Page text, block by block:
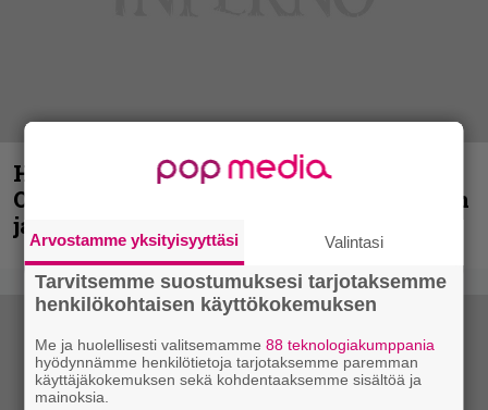
Hellsinki Metal Festival kuvina, osa 2:
Opeth, Misþyrming, Eluveitie, Triptykon
ja muita lauantain esiintyjiä
Arvostamme yksityisyyttäsi Valintasi
Tarvitsemme suostumuksesi tarjotaksemme
henkilökohtaisen käyttökokemuksen
Me ja huolellisesti valitsemamme88 teknologiakumppania
hyödynnämme henkilötietoja tarjotaksemme paremman
käyttäjäkokemuksen sekä kohdentaaksemme sisältöä ja
mainoksia.